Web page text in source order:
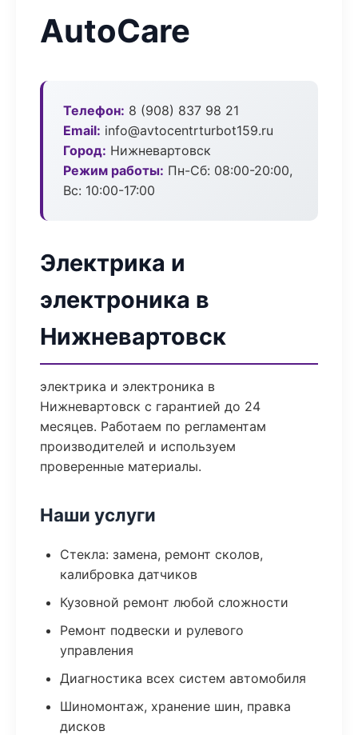
AutoCare
Телефон: 8 (908) 837 98 21
Email: info@avtocentrturbot159.ru
Город: Нижневартовск
Режим работы: Пн-Сб: 08:00-20:00,
Вс: 10:00-17:00
Электрика и
электроника в
Нижневартовск
электрика и электроника в
Нижневартовск с гарантией до 24
месяцев. Работаем по регламентам
производителей и используем
проверенные материалы.
Наши услуги
Стекла: замена, ремонт сколов,
калибровка датчиков
Кузовной ремонт любой сложности
Ремонт подвески и рулевого
управления
Диагностика всех систем автомобиля
Шиномонтаж, хранение шин, правка
дисков